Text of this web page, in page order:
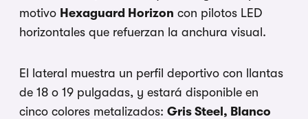
motivo Hexaguard Horizon con pilotos LED
horizontales que refuerzan la anchura visual.
El lateral muestra un perfil deportivo con llantas
de 18 o 19 pulgadas, y estará disponible en
cinco colores metalizados: Gris Steel, Blanco